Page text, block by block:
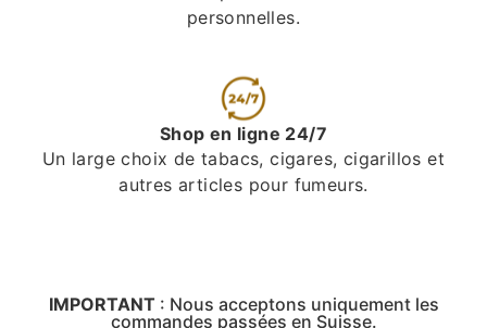
personnelles.
Shop en ligne 24/7
Un large choix de tabacs, cigares, cigarillos et
autres articles pour fumeurs.
IMPORTANT : Nous acceptons uniquement les
commandes passées en Suisse.